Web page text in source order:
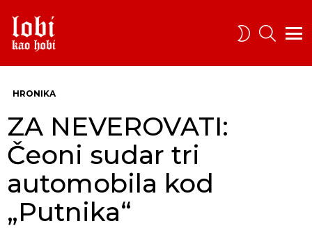
SWITCH
SKIN
HRONIKA
ZA NEVEROVATI:
Čeoni sudar tri
automobila kod
„Putnika“